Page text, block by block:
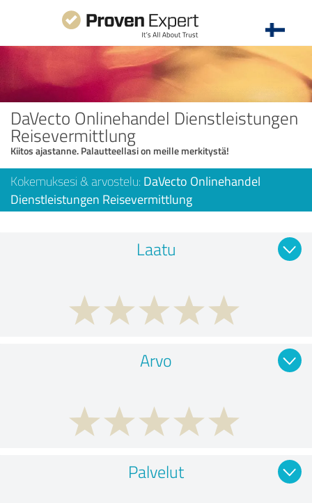
DaVecto Onlinehandel Dienstleistungen
Reisevermittlung
Kiitos ajastanne. Palautteellasi on meille merkitystä!
Kokemuksesi & arvostelu: DaVecto Onlinehandel
Dienstleistungen Reisevermittlung
Laatu
Arvo
Palvelut